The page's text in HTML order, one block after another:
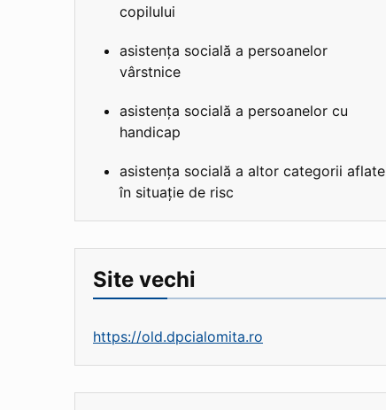
copilului
asistența socială a persoanelor
vârstnice
asistența socială a persoanelor cu
handicap
asistența socială a altor categorii aflate
în situație de risc
Site vechi
https://old.dpcialomita.ro